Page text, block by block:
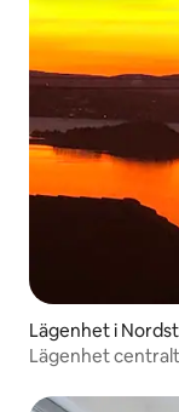
Lägenhet i
Lägenhet